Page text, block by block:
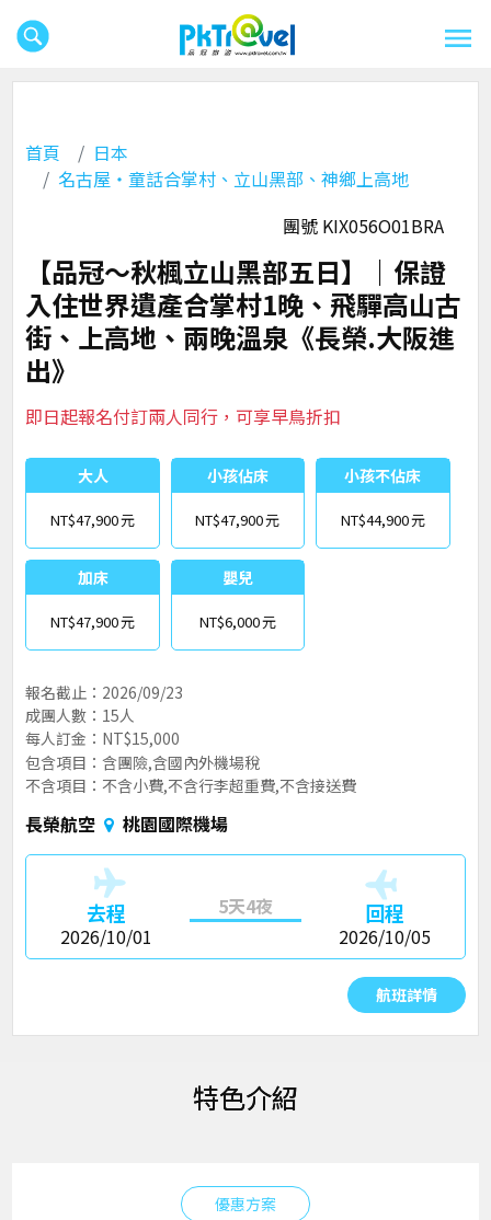
首頁
日本
名古屋‧童話合掌村、立山黑部、神鄉上高地
團號 KIX056O01BRA
【品冠～秋楓立山黑部五日】｜保證
入住世界遺產合掌村1晚、飛驒高山古
街、上高地、兩晚溫泉《長榮.大阪進
出》
即日起報名付訂兩人同行，可享早鳥折扣
大人
NT$47,900
小孩佔床
NT$47,900
小孩不佔床
NT$44,900
加床
NT$47,900
嬰兒
NT$6,000
報名截止：2026/09/23
成團人數：15人
每人訂金：NT$15,000
包含項目：含團險,含國內外機場稅
不含項目：不含小費,不含行李超重費,不含接送費
長榮航空 桃園國際機場
去程
2026/10/01
5天4夜 回程
2026/10/05
航班詳情
特色介紹
優惠方案